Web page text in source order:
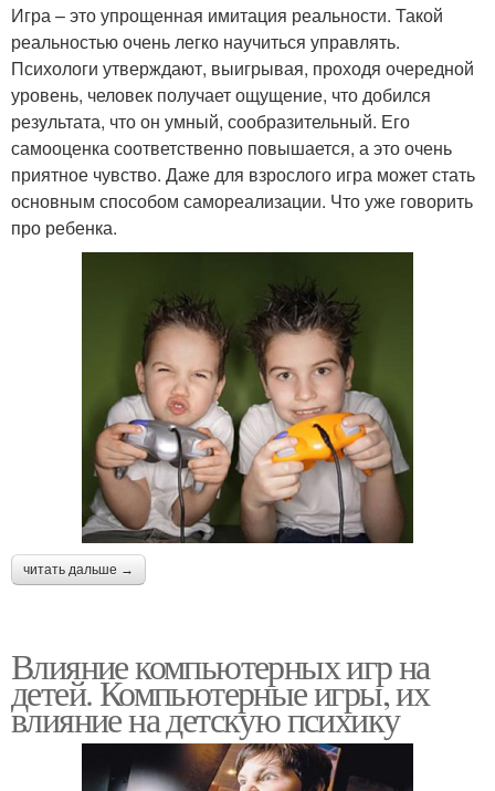
Игра – это упрощенная имитация реальности. Такой
реальностью очень легко научиться управлять.
Психологи утверждают, выигрывая, проходя очередной
уровень, человек получает ощущение, что добился
результата, что он умный, сообразительный. Его
самооценка соответственно повышается, а это очень
приятное чувство. Даже для взрослого игра может стать
основным способом самореализации. Что уже говорить
про ребенка.
читать дальше →
Влияние компьютерных игр на
детей. Компьютерные игры, их
влияние на детскую психику